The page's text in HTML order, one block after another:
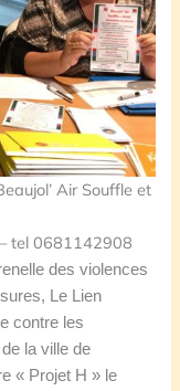
Air Souffle et
tel 0681142908
des violences
, Le Lien
contre les
la ville de
« Projet H » le